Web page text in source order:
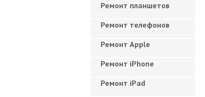
Ремонт планшетов
Ремонт телефонов
Ремонт Apple
Ремонт iPhone
Ремонт iPad